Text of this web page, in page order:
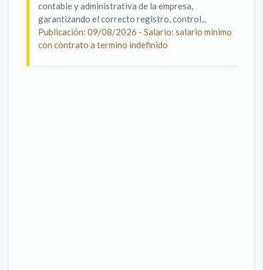
contable y administrativa de la empresa,
garantizando el correcto registro, control...
Publicación: 09/08/2026 - Salario: salario mínimo
con contrato a termino indefinido